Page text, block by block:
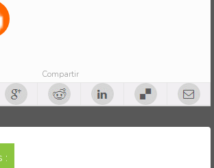
Compartir
: